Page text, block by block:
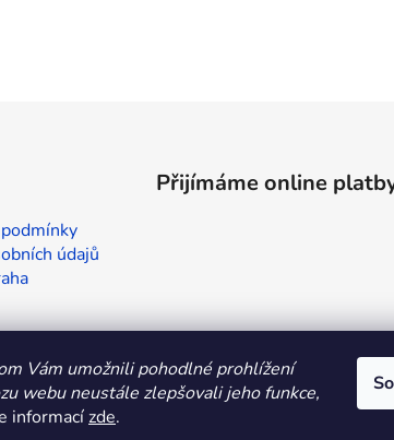
Vám umožnili pohodlné prohlížení
webu neustále zlepšovali jeho funkce,
informacízde.
údajů
Přijímáme online